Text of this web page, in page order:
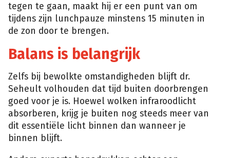
tegen te gaan, maakt hij er een punt van om
tijdens zijn lunchpauze minstens 15 minuten in
de zon door te brengen.
Balans is belangrijk
Zelfs bij bewolkte omstandigheden blijft dr.
Seheult volhouden dat tijd buiten doorbrengen
goed voor je is. Hoewel wolken infraroodlicht
absorberen, krijg je buiten nog steeds meer van
dit essentiële licht binnen dan wanneer je
binnen blijft.